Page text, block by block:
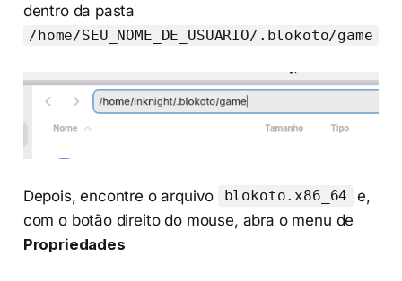
dentro da pasta
/home/SEU_NOME_DE_USUARIO/.blokoto/game
Depois, encontre o arquivo blokoto.x86_64
e,
com o botão direito do mouse, abra o menu de
Propriedades